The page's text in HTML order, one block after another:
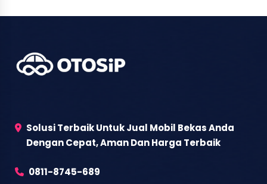
Solusi Terbaik Untuk Jual Mobil Bekas Anda
Dengan Cepat, Aman Dan Harga Terbaik
0811-8745-689